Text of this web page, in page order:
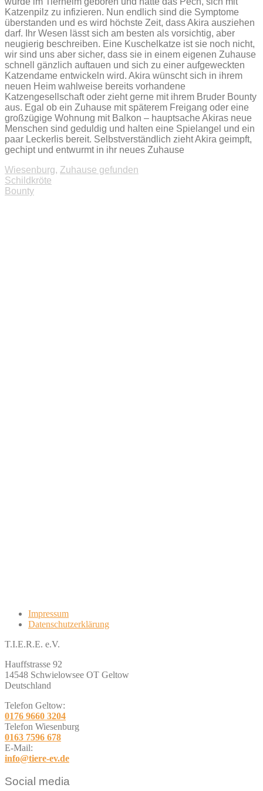
Katzenpilz zu infizieren. Nun endlich sind die Symptome
überstanden und es wird höchste Zeit, dass Akira ausziehen
darf. Ihr Wesen lässt sich am besten als vorsichtig, aber
neugierig beschreiben. Eine Kuschelkatze ist sie noch nicht,
wir sind uns aber sicher, dass sie in einem eigenen Zuhause
schnell gänzlich auftauen und sich zu einer aufgeweckten
Katzendame entwickeln wird. Akira wünscht sich in ihrem
neuen Heim wahlweise bereits vorhandene
Katzengesellschaft oder zieht gerne mit ihrem Bruder Bounty
aus. Egal ob ein Zuhause mit späterem Freigang oder eine
großzügige Wohnung mit Balkon – hauptsache Akiras neue
Menschen sind geduldig und halten eine Spielangel und ein
paar Leckerlis bereit. Selbstverständlich zieht Akira geimpft,
gechipt und entwurmt in ihr neues Zuhause
Wiesenburg, Zuhause gefunden
Beitragsnavigation
Schildkröte
Bounty
Impressum
Datenschutzerklärung
T.I.E.R.E. e.V.
Hauffstrasse 92
14548 Schwielowsee OT Geltow
Deutschland
Telefon Geltow:
0176 9660 3204
Telefon Wiesenburg
0163 7596 678
E-Mail:
info@tiere-ev.de
Social media